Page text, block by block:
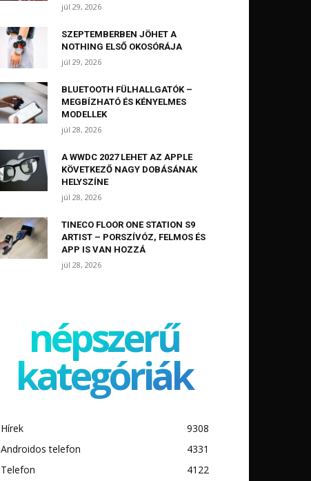
júl 29, 2026
SZEPTEMBERBEN JÖHET A
NOTHING ELSŐ OKOSÓRÁJA
júl 29, 2026
BLUETOOTH FÜLHALLGATÓK –
MEGBÍZHATÓ ÉS KÉNYELMES
MODELLEK
júl 28, 2026
A WWDC 2027 LEHET AZ APPLE
KÖVETKEZŐ NAGY DOBÁSÁNAK
HELYSZÍNE
júl 28, 2026
TINECO FLOOR ONE STATION S9
ARTIST – PORSZÍVÓZ, FELMOS ÉS
APP IS VAN HOZZÁ
júl 28, 2026
népszerű
kategóriák
Hírek
9308
Androidos telefon
4331
Telefon
4122